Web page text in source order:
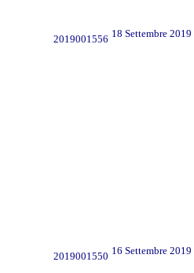
2019001556 18 Settembre 2019
2019001550 16 Settembre 2019